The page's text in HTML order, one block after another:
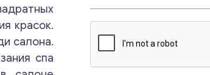
Консультация
нам запрос, и мы свяжемся с вами в
ближайшее время.
красок.
салона.
спа
ш
е